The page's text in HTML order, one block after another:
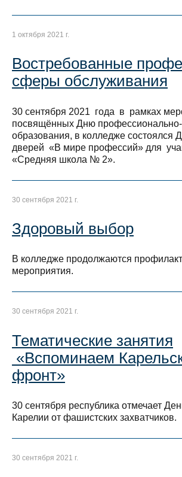
1 октября 2021 г.
Востребованные
сферы обслуживания
30 сентября 2021 года в рамках
посвящённых Дню профессионально-
образования, в колледже состоялся
дверей «В мире профессий» для
«Средняя школа № 2».
30 сентября 2021 г.
Здоровый выбор
В колледже продолжаются
мероприятия.
30 сентября 2021 г.
Тематические занятия
«Вспоминаем
фронт»
30 сентября республика отмечает
Карелии от фашистских захватчиков.
30 сентября 2021 г.